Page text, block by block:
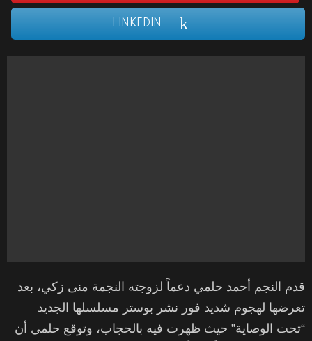
LINKEDIN
قدم النجم أحمد حلمي دعماً لزوجته النجمة منى زكي، بعد
تعرضها لهجوم شديد فور نشر بوستر مسلسلها الجديد
“تحت الوصاية” حيث ظهرت فيه بالحجاب، وتوقع حلمي أن